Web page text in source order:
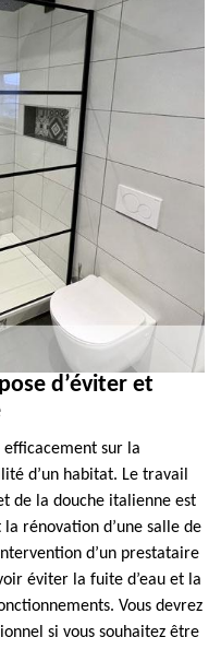
d’éviter et
sur la
d’un habitat. Le travail
de la douche italienne est
rénovation d’une salle de
d’un prestataire
éviter la fuite d’eau et la
Vous devrez
si vous souhaitez être